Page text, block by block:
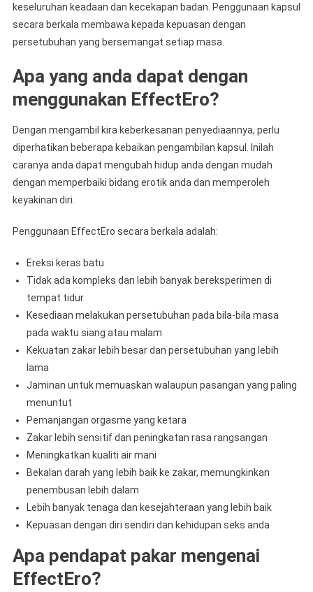
keseluruhan keadaan dan kecekapan badan. Penggunaan kapsul
secara berkala membawa kepada kepuasan dengan
persetubuhan yang bersemangat setiap masa.
Apa yang anda dapat dengan
menggunakan EffectEro?
Dengan mengambil kira keberkesanan penyediaannya, perlu
diperhatikan beberapa kebaikan pengambilan kapsul. Inilah
caranya anda dapat mengubah hidup anda dengan mudah
dengan memperbaiki bidang erotik anda dan memperoleh
keyakinan diri.
Penggunaan EffectEro secara berkala adalah:
Ereksi keras batu
Tidak ada kompleks dan lebih banyak bereksperimen di
tempat tidur
Kesediaan melakukan persetubuhan pada bila-bila masa
pada waktu siang atau malam
Kekuatan zakar lebih besar dan persetubuhan yang lebih
lama
Jaminan untuk memuaskan walaupun pasangan yang paling
menuntut
Pemanjangan orgasme yang ketara
Zakar lebih sensitif dan peningkatan rasa rangsangan
Meningkatkan kualiti air mani
Bekalan darah yang lebih baik ke zakar, memungkinkan
penembusan lebih dalam
Lebih banyak tenaga dan kesejahteraan yang lebih baik
Kepuasan dengan diri sendiri dan kehidupan seks anda
Apa pendapat pakar mengenai
EffectEro?